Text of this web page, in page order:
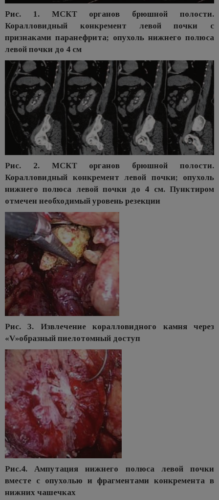
Рис. 1. МСКТ органов брюшной полости.
Коралловидный конкремент левой почки с
признаками паранефрита; опухоль нижнего полюса
левой почки до 4 см
Рис. 2. МСКТ органов брюшной полости.
Коралловидный конкремент левой почки; опухоль
нижнего полюса левой почки до 4 см. Пунктиром
отмечен необходимый уровень резекции
Рис. 3. Извлечение коралловидного камня через
«V»образный пиелотомный доступ
Рис.4. Ампутация нижнего полюса левой почки
вместе с опухолью и фрагментами конкремента в
нижних чашечках